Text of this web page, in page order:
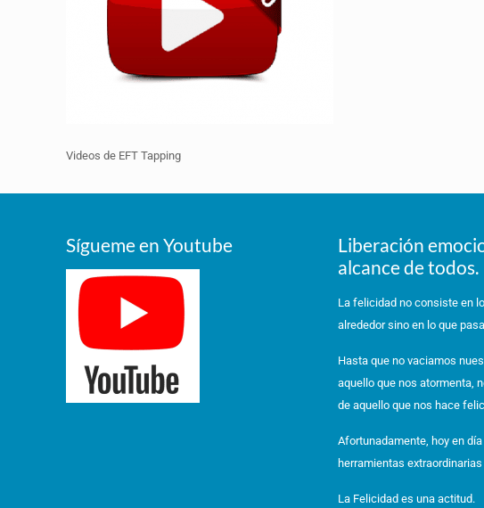
Videos de EFT Tapping
Sígueme en Youtube
Liberación
alcance de todos.
La felicidad no consiste en
alrededor sino en lo que
Hasta que no vaciamos
aquello que nos atormenta,
de aquello que nos hace
Afortunadamente, hoy en
herramientas
La Felicidad es una actitud.